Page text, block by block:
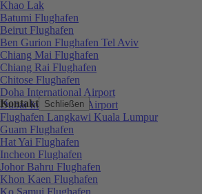
Kontakt Schließen
Khao Lak
Batumi Flughafen
Beirut Flughafen
Ben Gurion Flughafen Tel Aviv
Chiang Mai Flughafen
Chiang Rai Flughafen
Chitose Flughafen
Doha International Airport
Dubai International Airport
Flughafen Langkawi Kuala Lumpur
Guam Flughafen
Hat Yai Flughafen
Incheon Flughafen
Johor Bahru Flughafen
Khon Kaen Flughafen
Ko Samui Flughafen